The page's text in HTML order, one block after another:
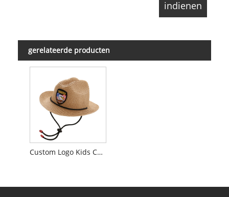
gerelateerde producten
Custom Logo Kids Cowboy strohoed